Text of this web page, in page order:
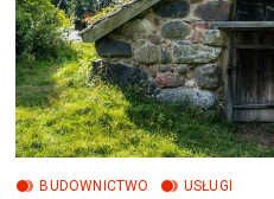
BUDOWNICTWO USŁUGI